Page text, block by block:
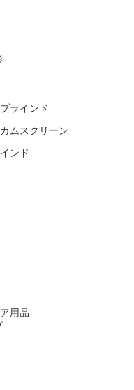
ラインド
ムスクリーン
ンド
用品